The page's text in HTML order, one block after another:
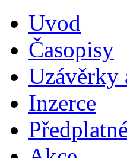
Uvod
Časopisy
Uzávěrky
Inzerce
Předplatné